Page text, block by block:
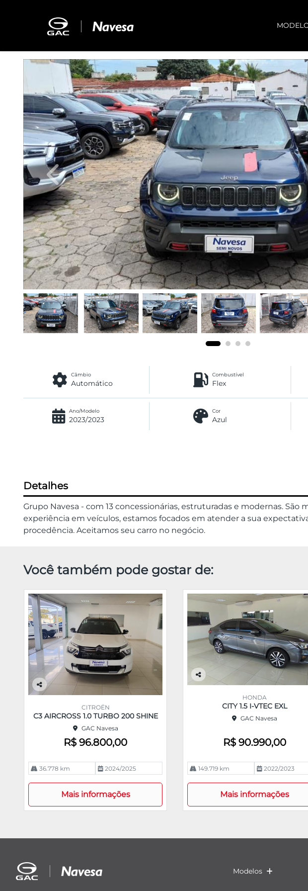
Previous
Câmbio
Automático
Combustível
Flex
Ano/Modelo
2023/2023
Cor
Azul
Detalhes
Grupo Navesa - com 13 concessionárias, estruturadas e modernas.
experiência em veículos, estamos focados em atender a sua
procedência. Aceitamos seu carro no negócio.
Você também pode gostar de:
Co
rtil
CITROËN
C3 AIRCROSS 1.0 TURBO 200 SHINE
GAC Navesa
R$ 96.800,00
36.778 km 2024/2025
Mais informações
Co
HONDA
CITY 1.5 I-VTEC EXL
GAC Navesa
R$ 90.990,00
149.719 km 2022/2023
Mais informações
Modelos